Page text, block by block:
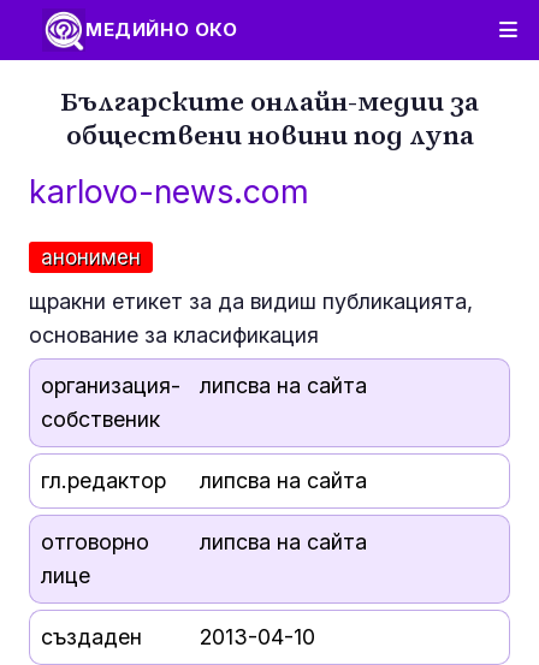
МЕДИЙНО ОКО
Българските онлайн-медии за
обществени новини под лупа
karlovo-news.com
анонимен
щракни етикет за да видиш публикацията,
основание за класификация
организация-
собственик
липсва на сайта
гл.редактор липсва на сайта
отговорно
лице
липсва на сайта
създаден 2013-04-10